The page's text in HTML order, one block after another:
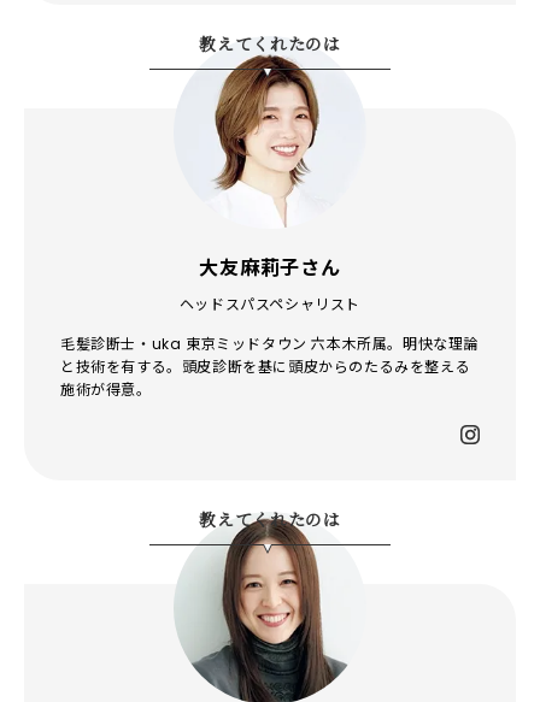
教えてくれたのは
大友麻莉子さん
ヘッドスパスペシャリスト
毛髪診断士・uka 東京ミッドタウン 六本木所属。明快な理論
と技術を有する。頭皮診断を基に頭皮からのたるみを整える
施術が得意。
教えてくれたのは